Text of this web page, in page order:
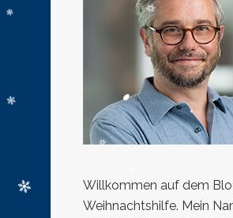
Willkommen auf dem
Weihnachtshilfe. Mein